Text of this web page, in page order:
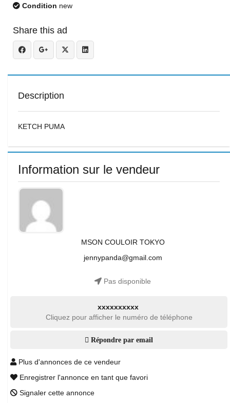
Condition new
Share this ad
Description
KETCH PUMA
Information sur le vendeur
MSON COULOIR TOKYO
jennypanda@gmail.com
Pas disponible
xxxxxxxxxx
Cliquez pour afficher le numéro de téléphone
Répondre par email
Plus d'annonces de ce vendeur
Enregistrer l'annonce en tant que favori
Signaler cette annonce